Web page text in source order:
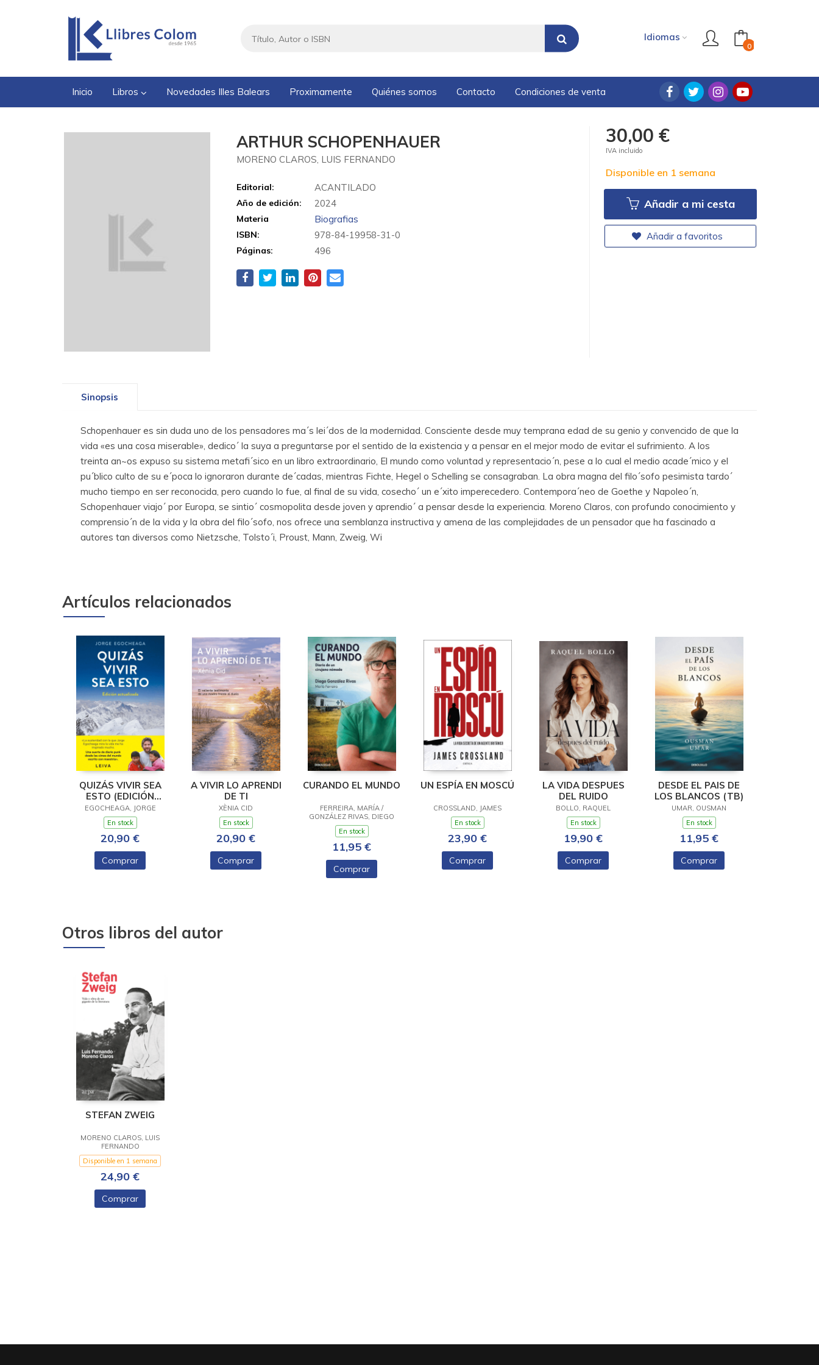
Idiomas
0
Inicio Libros Novedades Illes Balears Proximamente Quiénes somos Contacto Condiciones de venta
ARTHUR SCHOPENHAUER
MORENO CLAROS, LUIS FERNANDO
Editorial: ACANTILADO
Año de edición: 2024
Materia Biografias
ISBN: 978-84-19958-31-0
Páginas: 496
30,00 €
IVA incluido
Disponible en 1 semana
Añadir a mi cesta
Añadir a favoritos
Sinopsis
Schopenhauer es sin duda uno de los pensadores ma´s lei´dos de la modernidad. Consciente desde muy temprana edad de su genio y convencido de que la
vida «es una cosa miserable», dedico´ la suya a preguntarse por el sentido de la existencia y a pensar en el mejor modo de evitar el sufrimiento. A los
treinta an~os expuso su sistema metafi´sico en un libro extraordinario, El mundo como voluntad y representacio´n, pese a lo cual el medio acade´mico y el
pu´blico culto de su e´poca lo ignoraron durante de´cadas, mientras Fichte, Hegel o Schelling se consagraban. La obra magna del filo´sofo pesimista tardo´
mucho tiempo en ser reconocida, pero cuando lo fue, al final de su vida, cosecho´ un e´xito imperecedero. Contempora´neo de Goethe y Napoleo´n,
Schopenhauer viajo´ por Europa, se sintio´ cosmopolita desde joven y aprendio´ a pensar desde la experiencia. Moreno Claros, con profundo conocimiento y
comprensio´n de la vida y la obra del filo´sofo, nos ofrece una semblanza instructiva y amena de las complejidades de un pensador que ha fascinado a
autores tan diversos como Nietzsche, Tolsto´i, Proust, Mann, Zweig, Wi
Artículos relacionados
QUIZÁS VIVIR SEA
ESTO (EDICIÓN
ACTUALIZADA)
EGOCHEAGA, JORGE
En stock
20,90 €
Comprar
A VIVIR LO APRENDI
DE TI
XÈNIA CID
En stock
20,90 €
Comprar
CURANDO EL MUNDO
FERREIRA, MARÍA /
GONZÁLEZ RIVAS, DIEGO
En stock
11,95 €
Comprar
UN ESPÍA EN MOSCÚ
CROSSLAND, JAMES
En stock
23,90 €
Comprar
LA VIDA DESPUES
DEL RUIDO
BOLLO, RAQUEL
En stock
19,90 €
Comprar
DESDE EL PAIS DE
LOS BLANCOS (TB)
UMAR, OUSMAN
En stock
11,95 €
Comprar
Otros libros del autor
STEFAN ZWEIG
MORENO CLAROS, LUIS
FERNANDO
Disponible en 1 semana
24,90 €
Comprar